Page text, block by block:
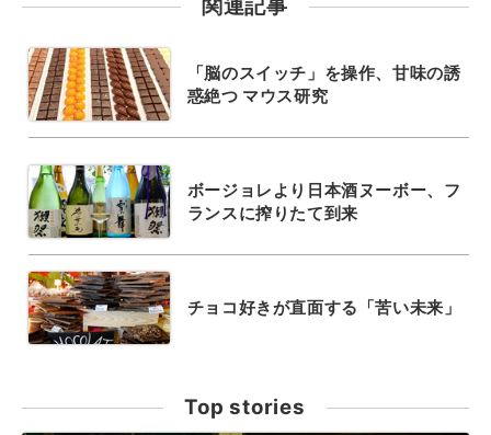
関連記事
「脳のスイッチ」を操作、甘味の誘
惑絶つ マウス研究
ボージョレより日本酒ヌーボー、フ
ランスに搾りたて到来
チョコ好きが直面する「苦い未来」
Top stories